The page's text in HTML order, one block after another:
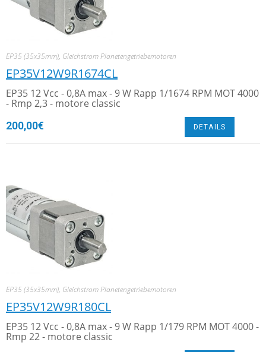
EP35 (35x35mm), Gleichstrom Planetengetriebemotoren
EP35V12W9R1674CL
EP35 12 Vcc - 0,8A max - 9 W Rapp 1/1674 RPM MOT 4000
- Rmp 2,3 - motore classic
200,00€ DETAILS
EP35 (35x35mm), Gleichstrom Planetengetriebemotoren
EP35V12W9R180CL
EP35 12 Vcc - 0,8A max - 9 W Rapp 1/179 RPM MOT 4000 -
Rmp 22 - motore classic